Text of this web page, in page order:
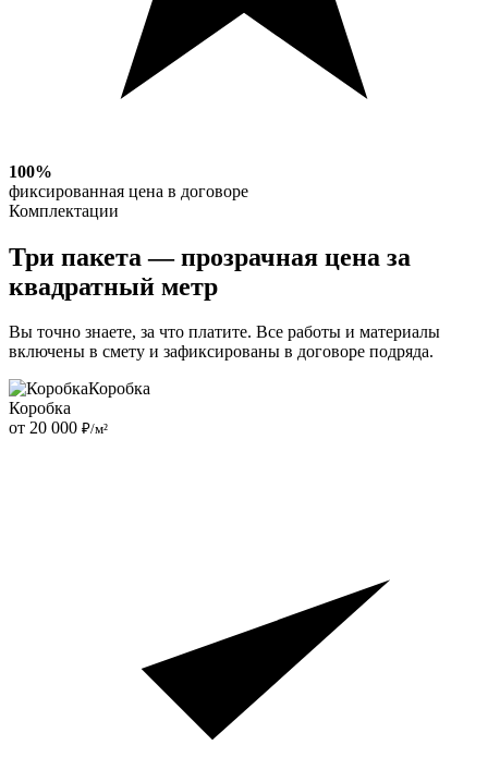
100%
фиксированная цена в договоре
Комплектации
Три пакета —прозрачная цена за
квадратный метр
Вы точно знаете, за что платите. Все работы и материалы
включены в смету и зафиксированы в договоре подряда.
Коробка
Коробка
от 20 000 ₽/м²